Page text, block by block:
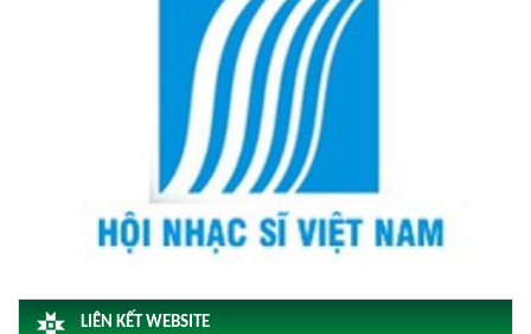
LIÊN KẾT WEBSITE